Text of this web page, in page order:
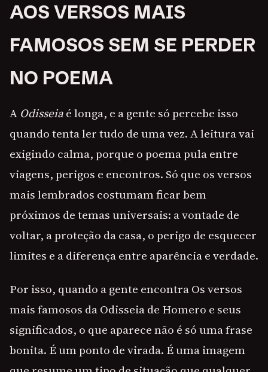
AOS VERSOS MAIS
FAMOSOS SEM SE PERDER
NO POEMA
A Odisseiaé longa, e a gente só percebe isso
quando tenta ler tudo de uma vez. A leitura vai
exigindo calma, porque o poema pula entre
viagens, perigos e encontros. Só que os versos
mais lembrados costumam ficar bem
próximos de temas universais: a vontade de
voltar, a proteção da casa, o perigo de esquecer
limites e a diferença entre aparência e verdade.
Por isso, quando a gente encontra Os versos
mais famosos da Odisseia de Homero e seus
significados, o que aparece não é só uma frase
bonita. É um ponto de virada. É uma imagem